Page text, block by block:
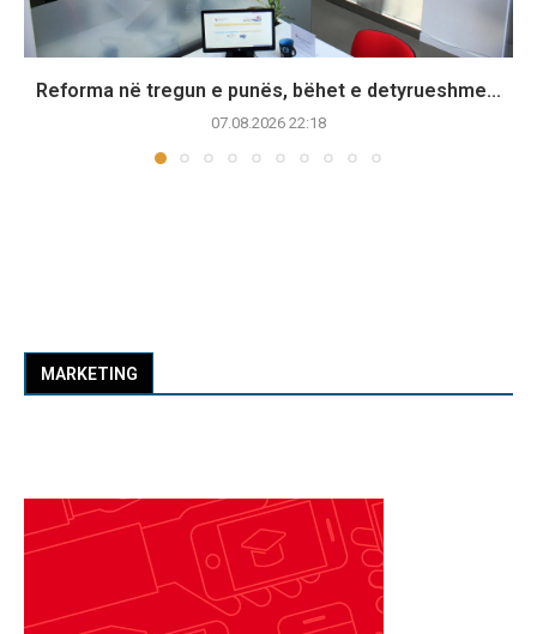
Reforma në tregun e punës, bëhet e detyrueshme...
07.08.2026 22:18
MARKETING